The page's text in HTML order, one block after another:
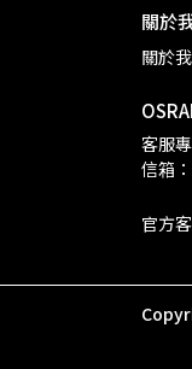
關於
關於
客服
信箱
官方